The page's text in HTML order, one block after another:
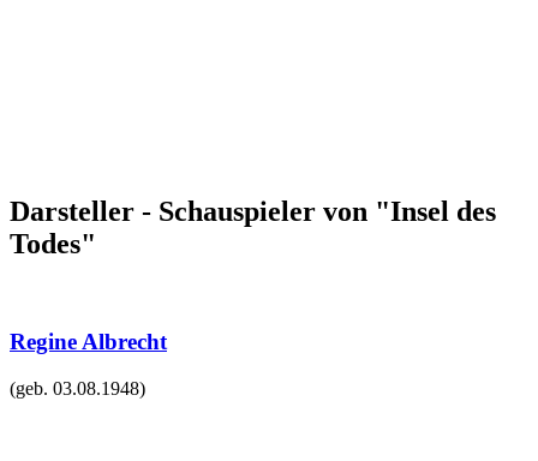
Darsteller - Schauspieler von "Insel des
Todes"
Regine Albrecht
(geb. 03.08.1948)